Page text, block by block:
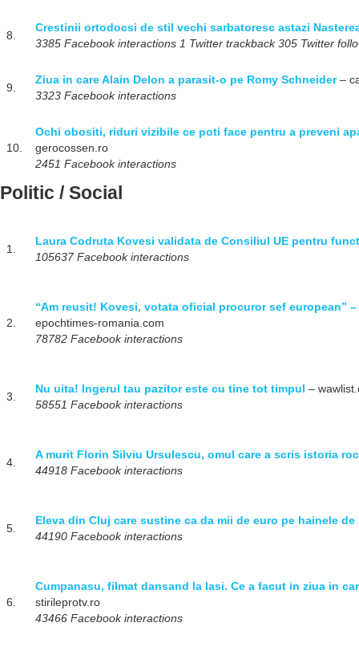
8.
Crestinii ortodocsi de stil vechi sarbatoresc astazi
3385 Facebook interactions 1 Twitter trackback 305 Twitter
9.
Ziua in care Alain Delon a parasit-o pe Romy Schneider–
3323 Facebook interactions
10.
Ochi obositi, riduri vizibile ce poti face pentru a preveni
gerocossen.ro
2451 Facebook interactions
Politic / Social
1.
Laura Codruta Kovesi validata de Consiliul UE pentru
105637 Facebook interactions
2.
“Am reusit! Kovesi, votata oficial procuror sef european”
epochtimes-romania.com
78782 Facebook interactions
3.
Nu uita! Ingerul tau pazitor este cu tine tot timpul –
58551 Facebook interactions
4.
A murit Florin Silviu Ursulescu, omul care a scris istoria
44918 Facebook interactions
5.
Eleva din Cluj care sustine ca da mii de euro pe hainele de
44190 Facebook interactions
6.
Cumpanasu, filmat dansand la Iasi. Ce a facut in ziua in
stirileprotv.ro
43466 Facebook interactions